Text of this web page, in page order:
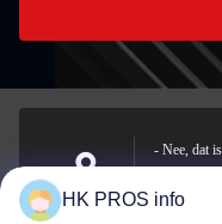
Adres
- Nee, dat
provincie
HK PROS info